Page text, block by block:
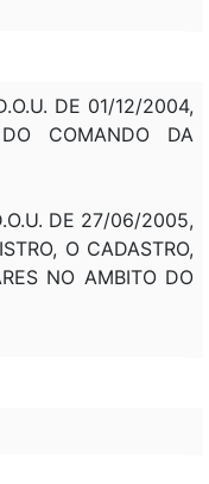
DE 01/12/2004,
COMANDO DA
DE 27/06/2005,
O CADASTRO,
NO AMBITO DO